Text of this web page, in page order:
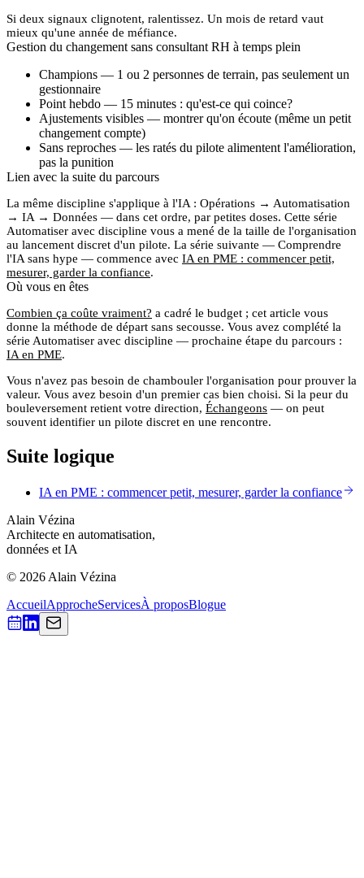
Si deux signaux clignotent, ralentissez. Un mois de retard vaut
mieux qu'une année de méfiance.
Gestion du changement sans consultant RH à temps plein
Champions — 1 ou 2 personnes de terrain, pas seulement un
gestionnaire
Point hebdo — 15 minutes : qu'est-ce qui coince?
Ajustements visibles — montrer qu'on écoute (même un petit
changement compte)
Sans reproches — les ratés du pilote alimentent l'amélioration,
pas la punition
Lien avec la suite du parcours
La même discipline s'applique à l'IA : Opérations → Automatisation
→ IA → Données — dans cet ordre, par petites doses. Cette série
Automatiser avec discipline vous a mené de la taille de l'organisation
au lancement discret d'un pilote. La série suivante — Comprendre
l'IA sans hype — commence avec IA en PME : commencer petit,
mesurer, garder la confiance.
Où vous en êtes
Combien ça coûte vraiment? a cadré le budget ; cet article vous
donne la méthode de départ sans secousse. Vous avez complété la
série Automatiser avec discipline — prochaine étape du parcours :
IA en PME.
Vous n'avez pas besoin de chambouler l'organisation pour prouver la
valeur. Vous avez besoin d'un premier cas bien choisi. Si la peur du
bouleversement retient votre direction, Échangeons — on peut
souvent identifier un pilote discret en une rencontre.
Suite logique
IA en PME : commencer petit, mesurer, garder la confiance
Alain Vézina
Architecte en automatisation,
données et IA
© 2026 Alain Vézina
AccueilApprocheServicesÀ proposBlogue